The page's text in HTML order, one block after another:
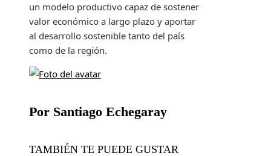
un modelo productivo capaz de sostener
valor económico a largo plazo y aportar
al desarrollo sostenible tanto del país
como de la región.
Por Santiago Echegaray
TAMBIÉN TE PUEDE GUSTAR